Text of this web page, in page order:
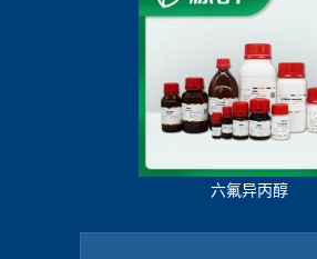
六氟异丙醇